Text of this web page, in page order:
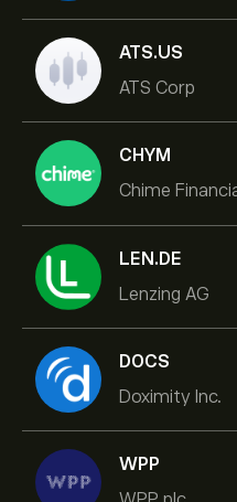
ATS.US
ATS Corp
CHYM
Chime
LEN.DE
Lenzing AG
DOCS
Doximity Inc.
WPP